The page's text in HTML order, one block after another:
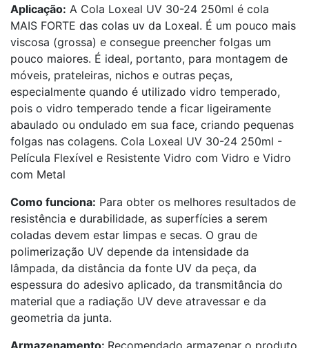
Aplicação: A Cola Loxeal UV 30-24 250ml é cola
MAIS FORTE das colas uv da Loxeal. É um pouco mais
viscosa (grossa) e consegue preencher folgas um
pouco maiores. É ideal, portanto, para montagem de
móveis, prateleiras, nichos e outras peças,
especialmente quando é utilizado vidro temperado,
pois o vidro temperado tende a ficar ligeiramente
abaulado ou ondulado em sua face, criando pequenas
folgas nas colagens. Cola Loxeal UV 30-24 250ml -
Película Flexível e Resistente Vidro com Vidro e Vidro
com Metal
Como funciona: Para obter os melhores resultados de
resistência e durabilidade, as superfícies a serem
coladas devem estar limpas e secas. O grau de
polimerização UV depende da intensidade da
lâmpada, da distância da fonte UV da peça, da
espessura do adesivo aplicado, da transmitância do
material que a radiação UV deve atravessar e da
geometria da junta.
Armazenamento: Recomendado armazenar o produto